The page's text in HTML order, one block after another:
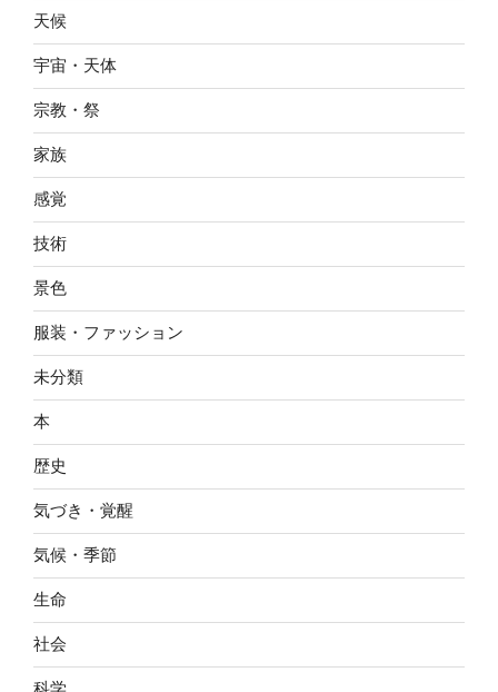
天候
宇宙・天体
宗教・祭
家族
感覚
技術
景色
服装・ファッション
未分類
本
歴史
気づき・覚醒
気候・季節
生命
社会